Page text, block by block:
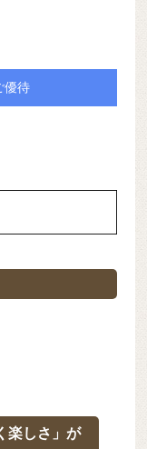
優待
楽しさ」が